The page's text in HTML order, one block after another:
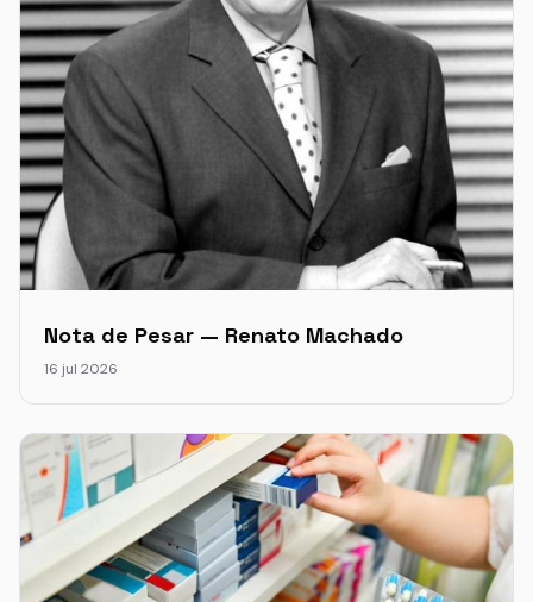
Nota de Pesar — Renato Machado
16 jul 2026